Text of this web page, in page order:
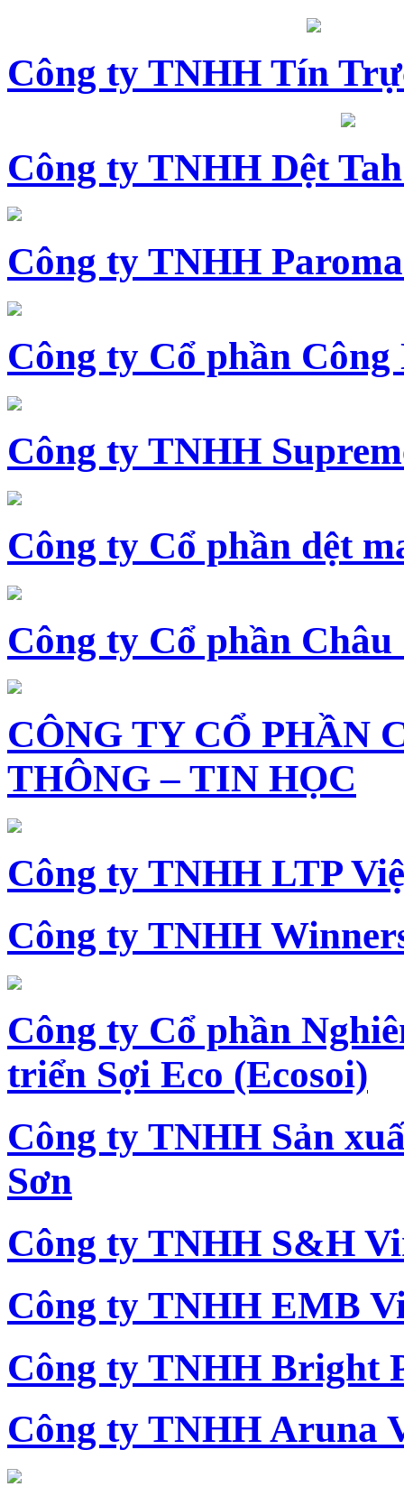
Công ty TNHH Tín
Công ty TNHH Dệt
Công ty TNHH
Công ty Cổ phần Công
Công ty TNHH
Công ty Cổ phần dệt
Công ty Cổ phần Châu
CÔNG TY CỔ PHẦN
THÔNG – TIN HỌC
Công ty TNHH LTP
Công ty TNHH
Công ty Cổ phần
triển Sợi Eco (Ecosoi)
Công ty TNHH Sản
Sơn
Công ty TNHH S&H
Công ty TNHH EMB
Công ty TNHH Bright
Công ty TNHH Aruna